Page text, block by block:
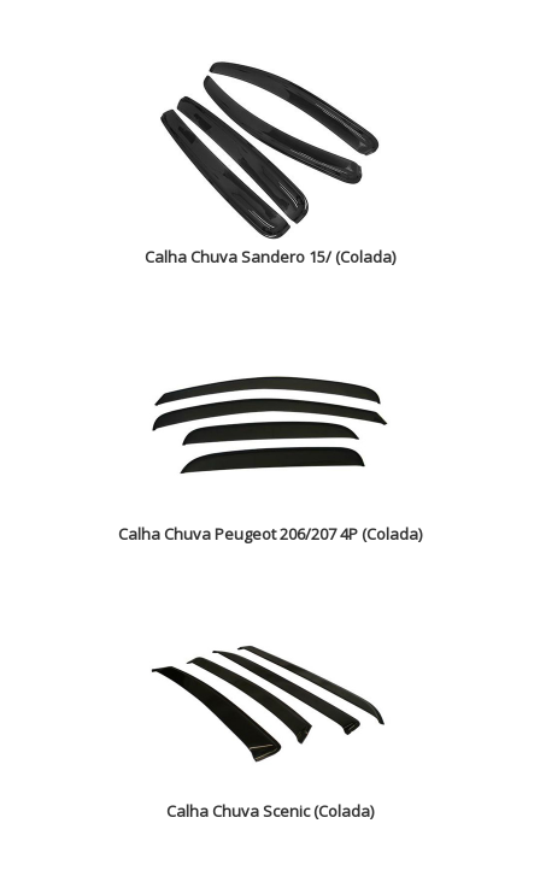
Calha Chuva Sandero 15/ (Colada)
Calha Chuva Peugeot 206/207 4P (Colada)
Calha Chuva Scenic (Colada)